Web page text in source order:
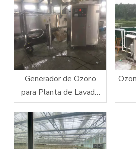
Generador de Ozono
para Planta de Lavado
Limpieza de Frutas y
Verduras